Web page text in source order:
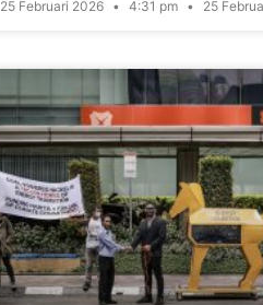
25 Februari 2026 4:31 pm 25